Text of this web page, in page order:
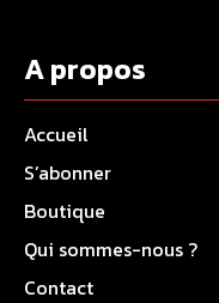
A propos
Accueil
S’abonner
Boutique
Qui sommes-nous ?
Contact